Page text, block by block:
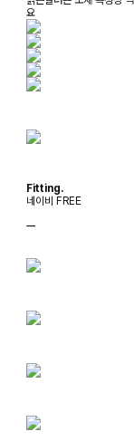
요
Fitting.
네이비 FREE
ㅡ